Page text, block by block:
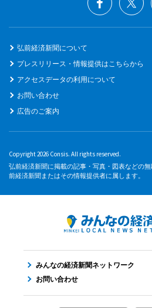
弘前経済新聞について
プレスリリース・情報提供はこちらから
アクセスデータの利用について
お問い合わせ
広告のご案内
Copyright 2026 Consis. All rights reserved.
弘前経済新聞に掲載の記事・写真・図表などの
前経済新聞またはその情報提供者に属します。
みんなの経済新聞ネットワーク
お問い合わせ